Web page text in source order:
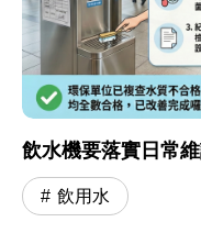
飲水機要落實日常
飲用水